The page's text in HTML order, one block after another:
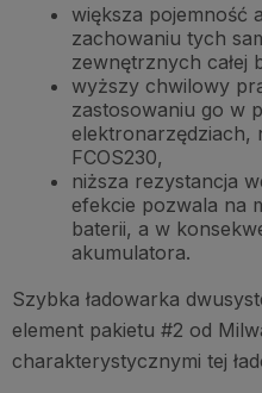
większa pojemność
zachowaniu tych
zewnętrznych całej
wyższy chwilowy
zastosowaniu go w
elektronarzędziach,
FCOS230,
niższa rezystancja
efekcie pozwala na
baterii, a w
akumulatora.
Szybka ładowarka
element pakietu #2 od
charakterystycznymi tej